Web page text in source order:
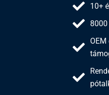
10+
OEM